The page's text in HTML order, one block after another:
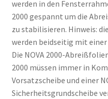
werden in den
2000 gespannt um die
zu stabilisieren. Hinweis:
werden beidseitig mit
Die NOVA 2000-
2000 müssen immer in
Vorsatzscheibe und einer
Sicherheitsgrundscheibe